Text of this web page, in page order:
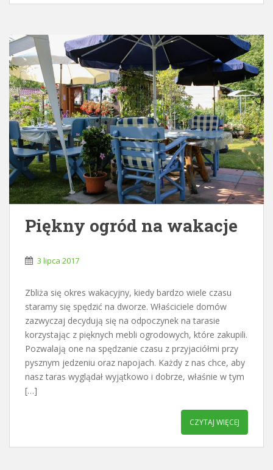
Piękny ogród na wakacje
3 lipca 2017
Zbliża się okres wakacyjny, kiedy bardzo wiele czasu
staramy się spędzić na dworze. Właściciele domów
zazwyczaj decydują się na odpoczynek na tarasie
korzystając z pięknych mebli ogrodowych, które zakupili.
Pozwalają one na spędzanie czasu z przyjaciółmi przy
pysznym jedzeniu oraz napojach. Każdy z nas chce, aby
nasz taras wyglądał wyjątkowo i dobrze, właśnie w tym
[…]
CZYTAJ WIĘCEJ